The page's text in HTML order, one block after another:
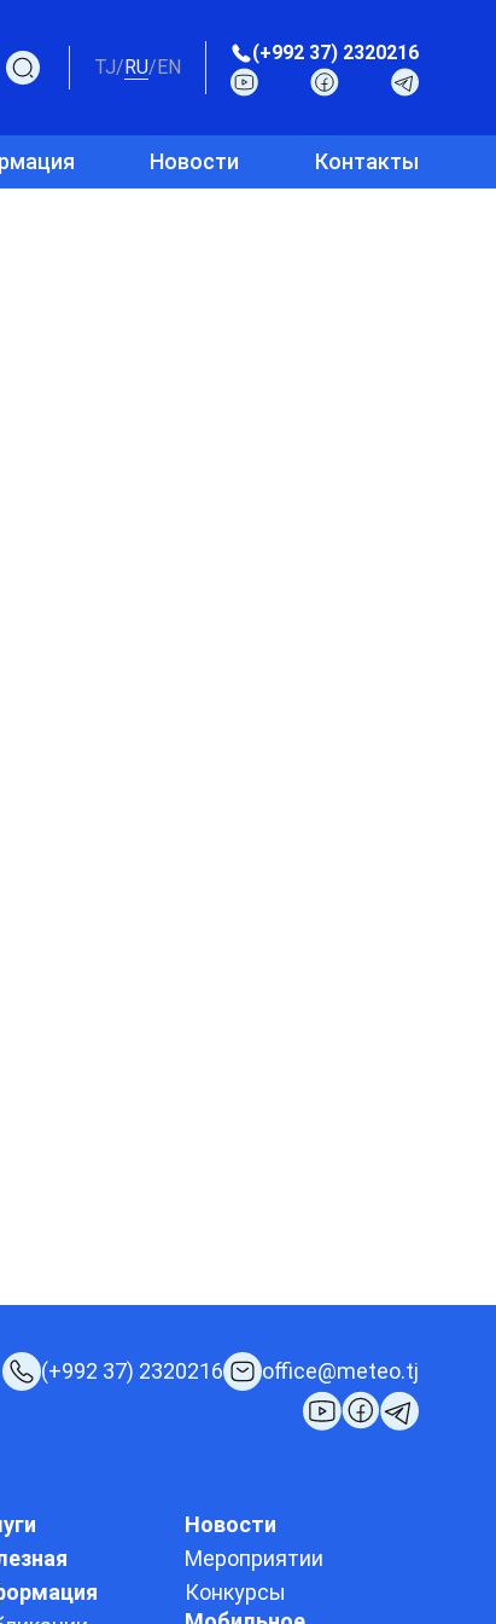
TJ/RU/EN
(+992 37) 2320216
Новости Контакты
(+992 37) 2320216 office@meteo.tj
Новости
Мероприятии
Конкурсы